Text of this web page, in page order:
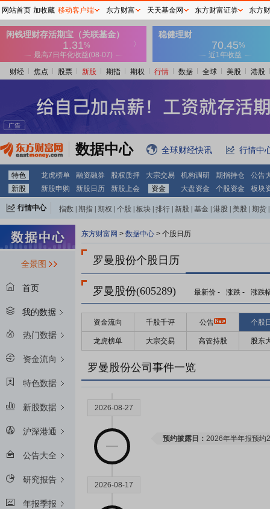
财经 焦点 股票 新股 期指 期权 行情 数据 全球 美股 港股
数据中心 全球财经快讯 行情中
特色 龙虎榜单 融资融券 股权质押 大宗交易 机构调研 期指持仓
公告
新股
新股申购 新股日历 新股上会 资金 大盘资金 个股资金 板块
行情中心 指数 期指 期权 个股 板块 排行 新股 基金 港股 美股 期货
全景图
首页
我的数据
热门数据
资金流向
特色数据
新股数据
沪深港通
公告大全
研究报告
年报季报
东方财富网 > 数据中心 > 个股日历
罗曼股份个股日历
罗曼股份(605289) 最新价 - 涨跌 - 涨跌
资金流向 千股千评 公告 个股
龙虎榜单 大宗交易 高管持股 股东
罗曼股份公司事件一览
2026-08-27
预约披露日： 2026年半年报预约
2026-08-17
网站首页 加收藏 移动客户端 东方财富 天天基金网 东方财富证券 东方